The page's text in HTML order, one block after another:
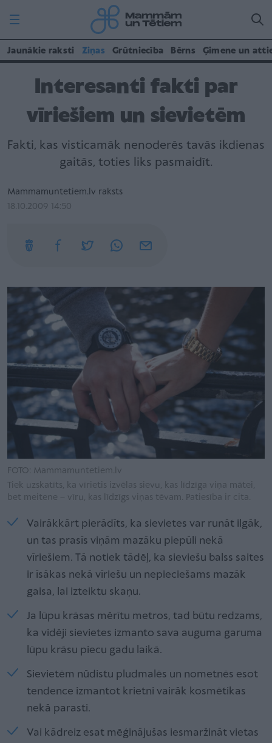
Jaunākie raksti Ziņas Grūtniecība Bērns Ģimene un
Interesanti fakti par
vīriešiem un sievietēm
Fakti, kas visticamāk nenoderēs tavās ikdienas
gaitās, toties liks pasmaidīt.
Mammamuntetiem.lv raksts
18.10.2009 14:50
FOTO: Mammamuntetiem.lv
Tiek uzskatīts, ka vīrietis izvēlas sievu, kas līdzīga viņa mātei,
bet meitene – vīru, kas līdzīgs viņas tēvam. Patiesība ir cita.
Vairākkārt pierādīts, ka sievietes var runāt ilgāk,
un tas prasīs viņām mazāku piepūli nekā
vīriešiem. Tā notiek tādēļ, ka sieviešu balss saites
ir īsākas nekā vīriešu un nepieciešams mazāk
gaisa, lai izteiktu skaņu.
Ja lūpu krāsas mērītu metros, tad būtu redzams,
ka vidēji sievietes izmanto sava auguma garuma
lūpu krāsu piecu gadu laikā.
Sievietēm nūdistu pludmalēs un nometnēs esot
tendence izmantot krietni vairāk kosmētikas
nekā parasti.
Vai kādreiz esat mēģinājušas iesmaržināt vietas